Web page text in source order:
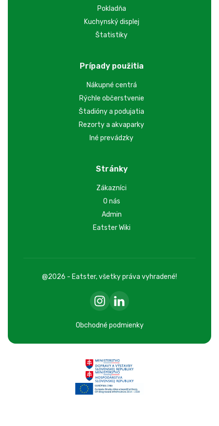
Pokladňa
Kuchynský displej
Štatistiky
Prípady použitia
Nákupné centrá
Rýchle občerstvenie
Štadióny a podujatia
Rezorty a akvaparky
Iné prevádzky
Stránky
Zákazníci
O nás
Admin
Eatster Wiki
@2026 - Eatster, všetky práva vyhradené!
Obchodné podmienky